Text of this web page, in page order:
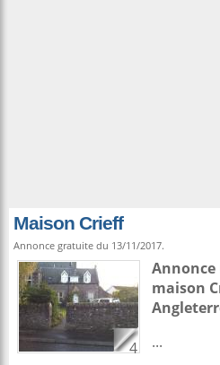
Maison Crieff
Annonce gratuite du 13/11/2017.
4
Annonce
maison
...